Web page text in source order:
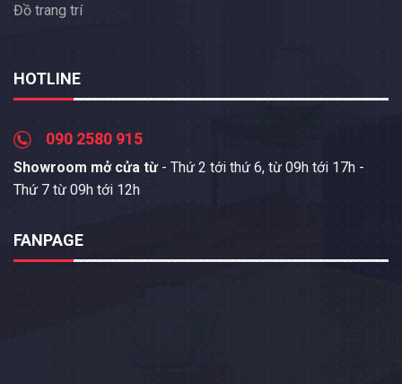
Đồ trang trí
HOTLINE
090 2580 915
Showroom mở cửa từ - Thứ 2 tới thứ 6, từ 09h tới 17h -
Thứ 7 từ 09h tới 12h
FANPAGE